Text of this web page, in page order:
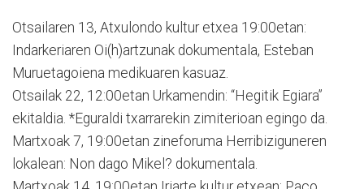
Otsailaren 13, Atxulondo kultur etxea 19:00etan:
Indarkeriaren Oi(h)artzunak dokumentala, Esteban
Muruetagoiena medikuaren kasuaz.
Otsailak 22, 12:00etan Urkamendin: “Hegitik Egiara”
ekitaldia. *Eguraldi txarrarekin zimiterioan egingo da.
Martxoak 7, 19:00etan zineforuma Herribiziguneren
lokalean: Non dago Mikel? dokumentala.